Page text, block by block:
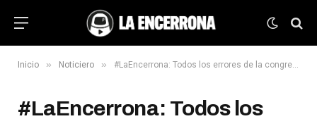
Inicio » Noticiero » #LaEncerrona: Todos los errores de la congresista y el alcalde contagiados.
#LaEncerrona: Todos los